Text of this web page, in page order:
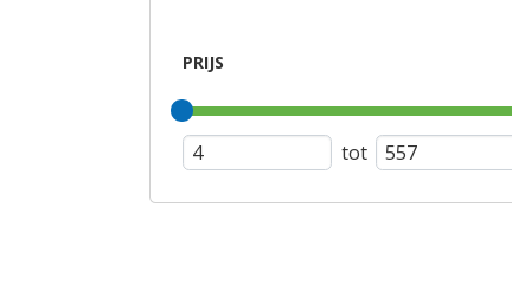
PRIJS
tot